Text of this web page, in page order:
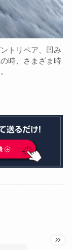
トリペア、凹み
時、さまざま時